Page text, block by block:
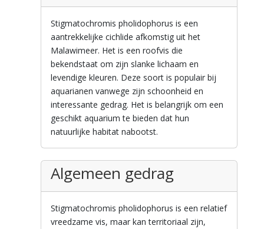
Stigmatochromis pholidophorus is een
aantrekkelijke cichlide afkomstig uit het
Malawimeer. Het is een roofvis die
bekendstaat om zijn slanke lichaam en
levendige kleuren. Deze soort is populair bij
aquarianen vanwege zijn schoonheid en
interessante gedrag. Het is belangrijk om een
geschikt aquarium te bieden dat hun
natuurlijke habitat nabootst.
Algemeen gedrag
Stigmatochromis pholidophorus is een relatief
vreedzame vis, maar kan territoriaal zijn,